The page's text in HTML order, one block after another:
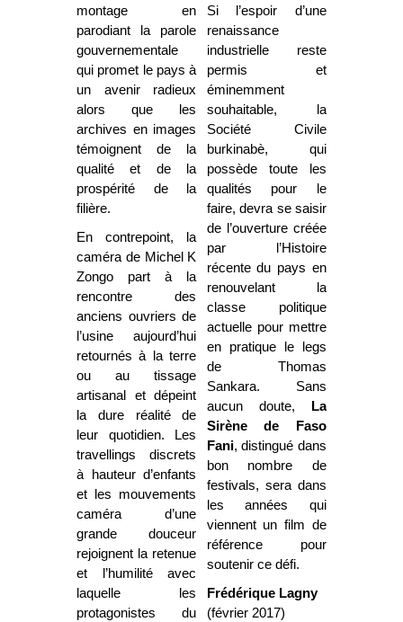
montage en
parodiant la parole
gouvernementale
qui promet le pays à
un avenir radieux
alors que les
archives en images
témoignent de la
qualité et de la
prospérité de la
filière.
En contrepoint, la
caméra de Michel K
Zongo part à la
rencontre des
anciens ouvriers de
l’usine aujourd’hui
retournés à la terre
ou au tissage
artisanal et dépeint
la dure réalité de
leur quotidien. Les
travellings discrets
à hauteur d’enfants
et les mouvements
caméra d’une
grande douceur
rejoignent la retenue
et l’humilité avec
laquelle les
protagonistes du
Si l’espoir d’une
renaissance
industrielle reste
permis et
éminemment
souhaitable, la
Société Civile
burkinabè, qui
possède toute les
qualités pour le
faire, devra se saisir
de l’ouverture créée
par l’Histoire
récente du pays en
renouvelant la
classe politique
actuelle pour mettre
en pratique le legs
de Thomas
Sankara. Sans
aucun doute,
La
Sirène de Faso
Fani, distingué dans
bon nombre de
festivals, sera dans
les années qui
viennent un film de
référence pour
soutenir ce défi.
Frédérique Lagny
(février 2017)